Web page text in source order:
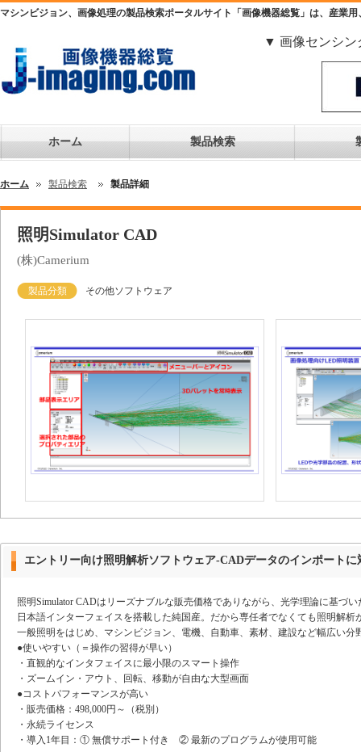
マシンビジョン、画像処理の製品検索ポータルサイト「画像機器総覧」は、産業
▼ 画像センシ
ホーム 製品検索
ホーム 製品検索 製品詳細
照明Simulator CAD
(株)Camerium
製品分類 その他ソフトウェア
エントリー向け照明解析ソフトウェア-CADデータのインポート
照明Simulator CADはリーズナブルな販売価格でありながら、光学理論に基づ
日本語インターフェイスを搭載した純国産。だから専任者でなくても照明解析
一般照明をはじめ、マシンビジョン、電機、自動車、素材、建設など幅広い
●使いやすい（＝操作の習得が早い）
・直観的なインタフェイスに最小限のスマート操作
・ズームイン・アウト、回転、移動が自由な大型画面
●コストパフォーマンスが高い
・販売価格：498,000円～（税別）
・永続ライセンス
・導入1年目：① 無償サポート付き ② 最新のプログラムが使用可能